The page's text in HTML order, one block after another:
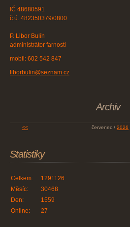
IČ 48680591
č.ú. 482350379/0800
P. Libor Bulín
administrátor farnosti
mobil: 602 542 847
liborbulin@seznam.cz
Archiv
<< červenec / 2026
Statistiky
Online: 27
Celkem:
1291126
Měsíc:
30468
Den:
1559